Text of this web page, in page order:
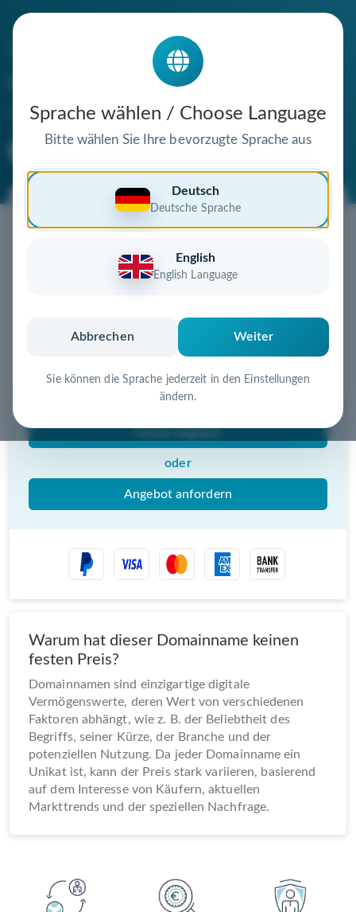
Sprache wählen / Choose Language
Bitte wählen Sie Ihre bevorzugte Sprache aus
Deutsch
Deutsche Sprache
English
English Language
Abbrechen Weiter
Sie können die Sprache jederzeit in den Einstellungen
ändern.
steht zum Verkauf
Jetzt diese Wunschdomain
Diese Domain könnte schon bald Ihnen gehören!
Schnell, sicher und unkompliziert zur eigenen
Gebot abgeben
oder
Angebot anfordern
Warum hat dieser Domainname keinen
festen Preis?
Domainnamen sind einzigartige digitale
Vermögenswerte, deren Wert von verschiedenen
Faktoren abhängt, wie z. B. der Beliebtheit des
Begriffs, seiner Kürze, der Branche und der
potenziellen Nutzung. Da jeder Domainname ein
Unikat ist, kann der Preis stark variieren, basierend
auf dem Interesse von Käufern, aktuellen
Markttrends und der speziellen Nachfrage.